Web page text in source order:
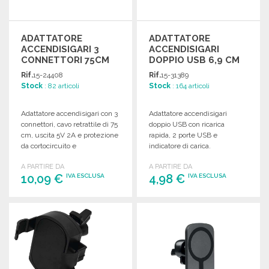
ADATTATORE
ACCENDISIGARI 3
CONNETTORI 75CM
Rif.15-24408
Stock : 82 articoli
Adattatore accendisigari con 3
connettori, cavo retrattile di 75
cm, uscita 5V 2A e protezione
da cortocircuito e
A PARTIRE DA
10,09 € IVA ESCLUSA
Richiedi un preventivo
ADATTATORE
ACCENDISIGARI
DOPPIO USB 6,9 CM
Rif.15-31389
Stock : 164 articoli
Adattatore accendisigari
doppio USB con ricarica
rapida, 2 porte USB e
indicatore di carica.
facile utilizzo.
A PARTIRE DA
4,98 €IVA ESCLUSA
Richiedi un preventivo